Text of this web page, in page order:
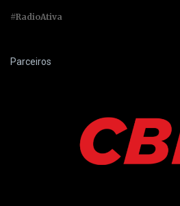
#RadioAtiva
Parceiros